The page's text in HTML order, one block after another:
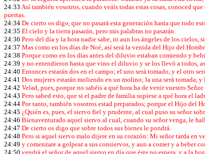
24:33 Así también vosotros, cuando veáis todas estas cosas, conoced que
puertas.
24:34 De cierto os digo, que no pasará esta generación hasta que todo
24:35 El cielo y la tierra pasarán, pero mis palabras no pasarán.
24:36 Pero del día y la hora nadie sabe, ni aun los ángeles de los cielos,
24:37 Mas como en los días de Noé, así será la venida del Hijo del
24:38 Porque como en los días antes del diluvio estaban comiendo y
24:39 y no entendieron hasta que vino el diluvio y se los llevó a todos,
24:40 Entonces estarán dos en el campo; el uno será tomado, y el otro
24:41 Dos mujeres estarán moliendo en un molino; la una será tomada, y
24:42 Velad, pues, porque no sabéis a qué hora ha de venir vuestro Señor.
24:43 Pero sabed esto, que si el padre de familia supiese a qué hora el
24:44 Por tanto, también vosotros estad preparados; porque el Hijo del
24:45 ¿Quién es, pues, el siervo fiel y prudente, al cual puso su señor
24:46 Bienaventurado aquel siervo al cual, cuando su señor venga, le
24:47 De cierto os digo que sobre todos sus bienes le pondrá.
24:48 Pero si aquel siervo malo dijere en su corazón: Mi señor tarda en
24:49 y comenzare a golpear a sus consiervos, y aun a comer y a beber
24:50 vendrá el señor de aquel siervo en día que éste no espera, y a la